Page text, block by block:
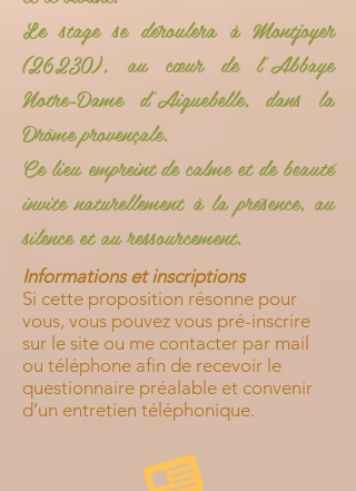
Le stage se déroulera à Montjoyer
(26230), au cœur de l’Abbaye
Notre-Dame d'Aiguebelle, dans la
Drôme provençale.
Ce lieu empreint de calme et de beauté
invite naturellement à la présence, au
silence et au ressourcement.
Informations et inscriptions
Si cette proposition résonne pour
vous, vous pouvez vous pré-inscrire
sur le site ou me contacter par mail
ou téléphone afin de recevoir le
questionnaire préalable et convenir
d’un entretien téléphonique.